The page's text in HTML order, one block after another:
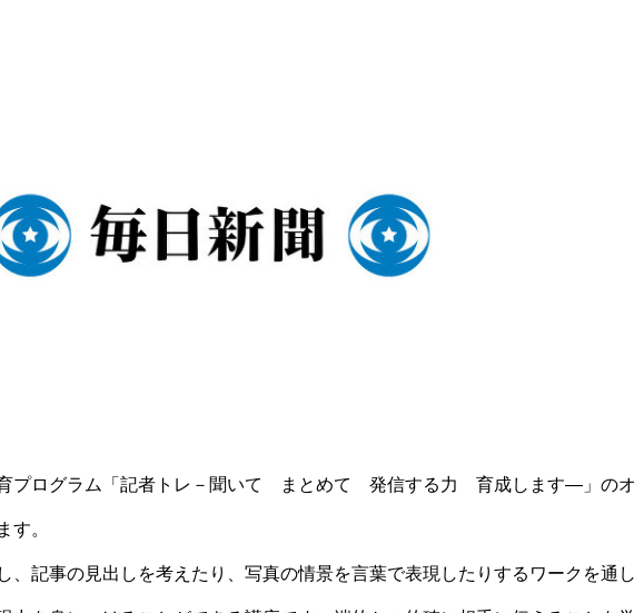
プログラム「記者トレ－聞いて まとめて 発信する力 育成します―」のオ
す。
記事の見出しを考えたり、写真の情景を言葉で表現したりするワークを通し